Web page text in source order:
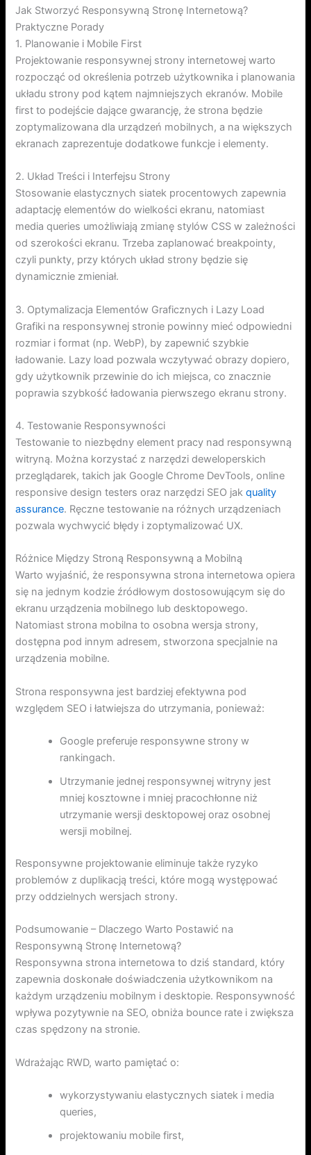
Jak Stworzyć Responsywną Stronę Internetową?
Praktyczne Porady
1. Planowanie i Mobile First
Projektowanie responsywnej strony internetowej warto
rozpocząć od określenia potrzeb użytkownika i planowania
układu strony pod kątem najmniejszych ekranów. Mobile
first to podejście dające gwarancję, że strona będzie
zoptymalizowana dla urządzeń mobilnych, a na większych
ekranach zaprezentuje dodatkowe funkcje i elementy.
2. Układ Treści i Interfejsu Strony
Stosowanie elastycznych siatek procentowych zapewnia
adaptację elementów do wielkości ekranu, natomiast
media queries umożliwiają zmianę stylów CSS w zależności
od szerokości ekranu. Trzeba zaplanować breakpointy,
czyli punkty, przy których układ strony będzie się
dynamicznie zmieniał.
3. Optymalizacja Elementów Graficznych i Lazy Load
Grafiki na responsywnej stronie powinny mieć odpowiedni
rozmiar i format (np. WebP), by zapewnić szybkie
ładowanie. Lazy load pozwala wczytywać obrazy dopiero,
gdy użytkownik przewinie do ich miejsca, co znacznie
poprawia szybkość ładowania pierwszego ekranu strony.
4. Testowanie Responsywności
Testowanie to niezbędny element pracy nad responsywną
witryną. Można korzystać z narzędzi deweloperskich
przeglądarek, takich jak Google Chrome DevTools, online
responsive design testers oraz narzędzi SEO jakquality
assurance. Ręczne testowanie na różnych urządzeniach
pozwala wychwycić błędy i zoptymalizować UX.
Różnice Między Stroną Responsywną a Mobilną
Warto wyjaśnić, że responsywna strona internetowa opiera
się na jednym kodzie źródłowym dostosowującym się do
ekranu urządzenia mobilnego lub desktopowego.
Natomiast strona mobilna to osobna wersja strony,
dostępna pod innym adresem, stworzona specjalnie na
urządzenia mobilne.
Strona responsywna jest bardziej efektywna pod
względem SEO i łatwiejsza do utrzymania, ponieważ:
Google preferuje responsywne strony w
rankingach.
Utrzymanie jednej responsywnej witryny jest
mniej kosztowne i mniej pracochłonne niż
utrzymanie wersji desktopowej oraz osobnej
wersji mobilnej.
Responsywne projektowanie eliminuje także ryzyko
problemów z duplikacją treści, które mogą występować
przy oddzielnych wersjach strony.
Podsumowanie – Dlaczego Warto Postawić na
Responsywną Stronę Internetową?
Responsywna strona internetowa to dziś standard, który
zapewnia doskonałe doświadczenia użytkownikom na
każdym urządzeniu mobilnym i desktopie. Responsywność
wpływa pozytywnie na SEO, obniża bounce rate i zwiększa
czas spędzony na stronie.
Wdrażając RWD, warto pamiętać o:
wykorzystywaniu elastycznych siatek i media
queries,
projektowaniu mobile first,